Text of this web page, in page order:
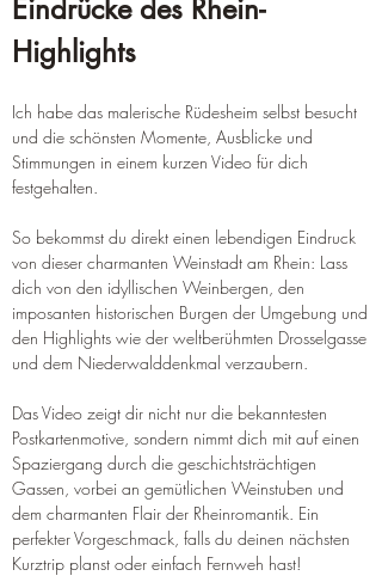
Eindrücke des Rhein-
Highlights
Ich habe das malerische Rüdesheim selbst besucht
und die schönsten Momente, Ausblicke und
Stimmungen in einem kurzen Video für dich
festgehalten.
So bekommst du direkt einen lebendigen Eindruck
von dieser charmanten Weinstadt am Rhein: Lass
dich von den idyllischen Weinbergen, den
imposanten historischen Burgen der Umgebung und
den Highlights wie der weltberühmten Drosselgasse
und dem Niederwalddenkmal verzaubern.
Das Video zeigt dir nicht nur die bekanntesten
Postkartenmotive, sondern nimmt dich mit auf einen
Spaziergang durch die geschichtsträchtigen
Gassen, vorbei an gemütlichen Weinstuben und
dem charmanten Flair der Rheinromantik. Ein
perfekter Vorgeschmack, falls du deinen nächsten
Kurztrip planst oder einfach Fernweh hast!